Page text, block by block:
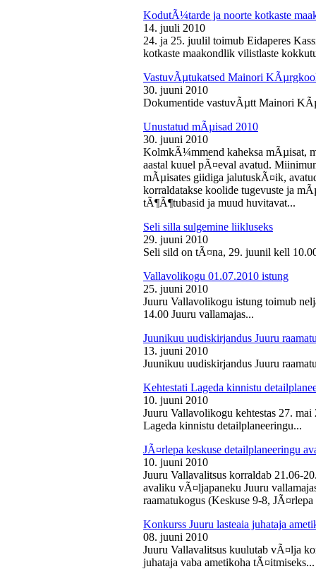
KodutÃ¼tarde ja noorte kotkaste
14. juuli 2010
24. ja 25. juulil toimub Eidaperes
kotkaste maakondlik vilistlaste
VastuvÃµtukatsed Mainori
30. juuni 2010
Dokumentide vastuvÃµtt Mainori
Unustatud mÃµisad 2010
30. juuni 2010
KolmkÃ¼mmend kaheksa mÃµisat,
aastal kuuel pÃ¤eval avatud.
mÃµisates giidiga jalutuskÃ¤ik,
korraldatakse koolide tugevuste ja
tÃ¶Ã¶tubasid ja muud huvitavat...
Seli silla sulgemine liikluseks
29. juuni 2010
Seli sild on tÃ¤na, 29. juunil kell
Vallavolikogu 01.07.2010 istung
25. juuni 2010
Juuru Vallavolikogu istung toimub
14.00 Juuru vallamajas...
Juunikuu uudiskirjandus Juuru
13. juuni 2010
Juunikuu uudiskirjandus Juuru
Kehtestati Lageda kinnistu
10. juuni 2010
Juuru Vallavolikogu kehtestas 27.
Lageda kinnistu detailplaneeringu...
JÃ¤rlepa keskuse detailplaneeringu
10. juuni 2010
Juuru Vallavalitsus korraldab 21.06-
avaliku vÃ¤ljapaneku Juuru
raamatukogus (Keskuse 9-8,
Konkurss Juuru lasteaia juhataja
08. juuni 2010
Juuru Vallavalitsus kuulutab vÃ¤lja
juhataja vaba ametikoha tÃ¤itmiseks...